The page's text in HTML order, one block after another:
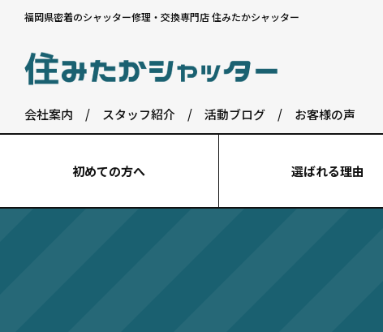
福岡県密着のシャッター修理・交換専門店 住みたかシャッター
会社案内 / スタッフ紹介 / 活動ブログ / お客様の声
初めての⽅へ 選ばれる理由